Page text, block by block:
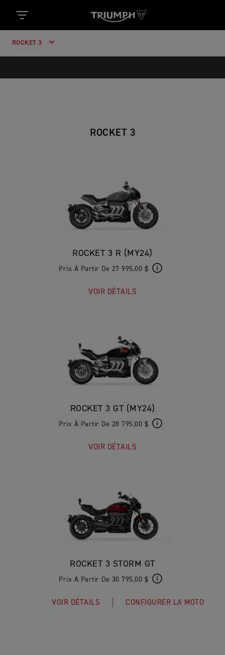
ROCKET 3
ROCKET 3
ROCKET 3 R (MY24)
Prix À Partir De 27 995,00 $
VOIR DÉTAILS
ROCKET 3 GT (MY24)
Prix À Partir De 28 795,00 $
VOIR DÉTAILS
ROCKET 3 STORM GT
Prix À Partir De 30 795,00 $
VOIR DÉTAILS CONFIGURER LA MOTO